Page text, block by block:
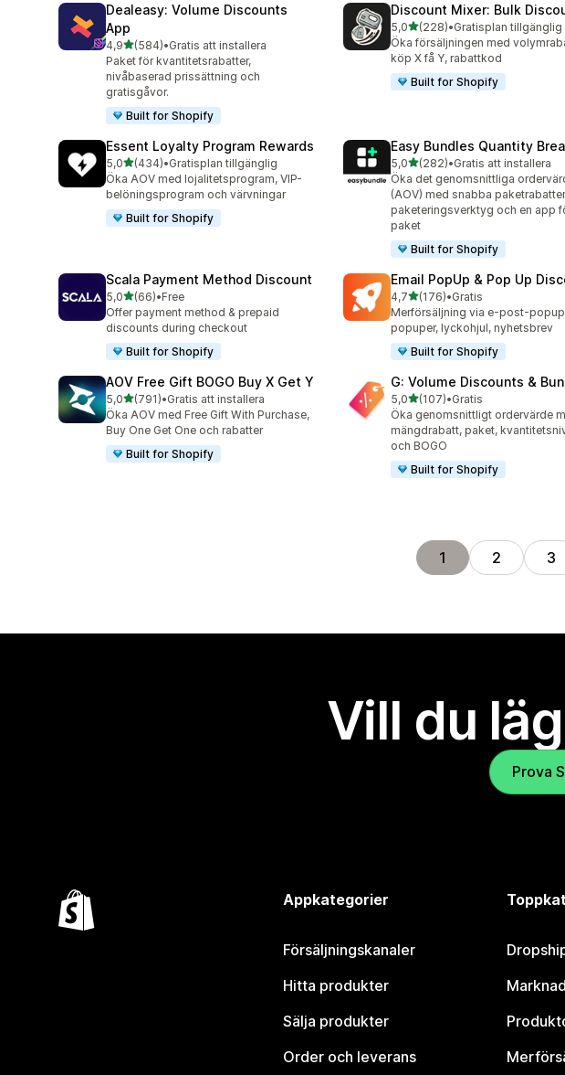
Dealeasy: Volume Discounts
App
4,9av 5 stjärnor
(584)
584 recensioner totalt
•Gratis att installera
Paket för kvantitetsrabatter,
nivåbaserad prissättning och
gratisgåvor.
Built for Shopify
Discount Mixer: Bulk
5,0av 5 stjärnor
(228)
228 recensioner totalt
•Gratisplan tillgänglig
Öka försäljningen med
köp X få Y, rabattkod
Built for Shopify
Essent Loyalty Program Rewards
5,0av 5 stjärnor
(434)
434 recensioner totalt
•Gratisplan tillgänglig
Öka AOV med lojalitetsprogram, VIP-
belöningsprogram och värvningar
Built for Shopify
Easy Bundles Quantity
5,0av 5 stjärnor
(282)
282 recensioner totalt
•Gratis att installera
Öka det genomsnittliga
(AOV) med snabba
paketeringsverktyg och en app
paket
Built for Shopify
Scala Payment Method Discount
5,0av 5 stjärnor
(66)
66 recensioner totalt
•Free
Offer payment method & prepaid
discounts during checkout
Built for Shopify
Email PopUp & Pop Up
4,7av 5 stjärnor
(176)
176 recensioner totalt
•Gratis
Merförsäljning via e-post-
popuper, lyckohjul, nyhetsbrev
Built for Shopify
AOV Free Gift BOGO Buy X Get Y
5,0av 5 stjärnor
(791)
791 recensioner totalt
•Gratis att installera
Öka AOV med Free Gift With Purchase,
Buy One Get One och rabatter
Built for Shopify
G: Volume Discounts &
5,0av 5 stjärnor
(107)
107 recensioner totalt
•Gratis
Öka genomsnittligt ordervärde
mängdrabatt, paket,
och BOGO
Built for Shopify
1 2 3
Vill du
Prova
Appkategorier
Försäljningskanaler
Hitta produkter
Sälja produkter
Order och leverans